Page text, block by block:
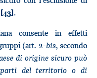
[43].
consente in effetti
(art. 2-bis, secondo
di origine sicuro può
parti del territorio o di